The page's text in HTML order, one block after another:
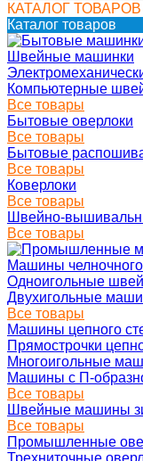
КАТАЛОГ ТОВАРОВ
Каталог товаров
Швейные машинки
Компьютерные
Все товары
Бытовые оверлоки
Все товары
Бытовые
Все товары
Коверлоки
Все товары
Швейно-
Все товары
Машины челночного
Одноигольные
Двухигольные
Все товары
Машины цепного
Прямострочки
Многоигольные
Машины с П-
Все товары
Швейные машины
Все товары
Промышленные
Трехниточные